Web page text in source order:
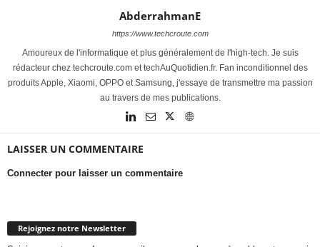
AbderrahmanE
https://www.techcroute.com
Amoureux de l'informatique et plus généralement de l'high-tech. Je suis
rédacteur chez techcroute.com et techAuQuotidien.fr. Fan inconditionnel des
produits Apple, Xiaomi, OPPO et Samsung, j'essaye de transmettre ma passion
au travers de mes publications.
LAISSER UN COMMENTAIRE
Connecter pour laisser un commentaire
Rejoignez notre Newsletter